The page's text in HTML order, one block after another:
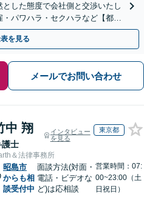
した態度で会社側と交渉いたし
パワハラ・セクハラなど【都庁
を見る
メールでお問い合わせ
中 翔
護士
インタビュー
を見る
東京都
＆法律事務所
昭島市
からも相
談受付中
面談方法(対面・
電話・ビデオな
ど)は応相談
営業時間：07:
00~23:00（土
日祝日）